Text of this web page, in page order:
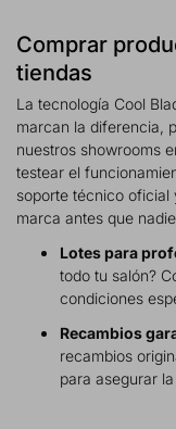
Comprar
tiendas
La tecnología Cool
marcan la diferencia,
nuestros showrooms
testear el
soporte técnico oficial
marca antes que
Lotes para
todo tu salón?
condiciones
Recambios
recambios
para asegurar